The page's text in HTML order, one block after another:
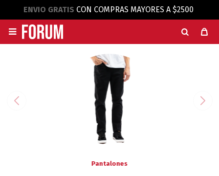
ENVIO GRATIS CON COMPRAS MAYORES A $2500

Pantalones